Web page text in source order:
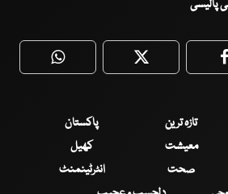
پالیسی
WhatsApp Twitter
تازہ ترین
پاکستان
معیشت
کھیل
صحت
انٹرٹینمنٹ